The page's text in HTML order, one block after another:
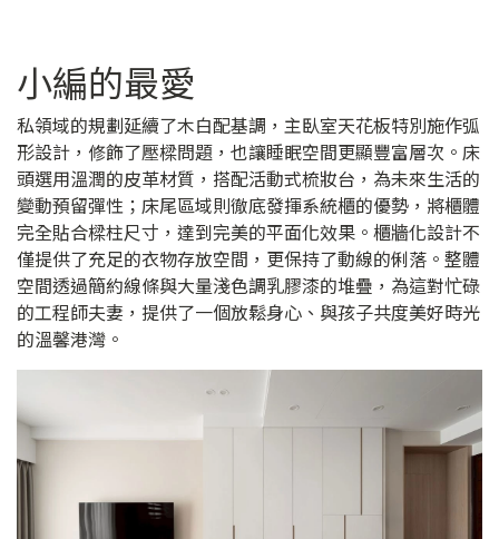
小編的最愛
私領域的規劃延續了木白配基調，主臥室天花板特別施作弧
形設計，修飾了壓樑問題，也讓睡眠空間更顯豐富層次。床
頭選用溫潤的皮革材質，搭配活動式梳妝台，為未來生活的
變動預留彈性；床尾區域則徹底發揮系統櫃的優勢，將櫃體
完全貼合樑柱尺寸，達到完美的平面化效果。櫃牆化設計不
僅提供了充足的衣物存放空間，更保持了動線的俐落。整體
空間透過簡約線條與大量淺色調乳膠漆的堆疊，為這對忙碌
的工程師夫妻，提供了一個放鬆身心、與孩子共度美好時光
的溫馨港灣。